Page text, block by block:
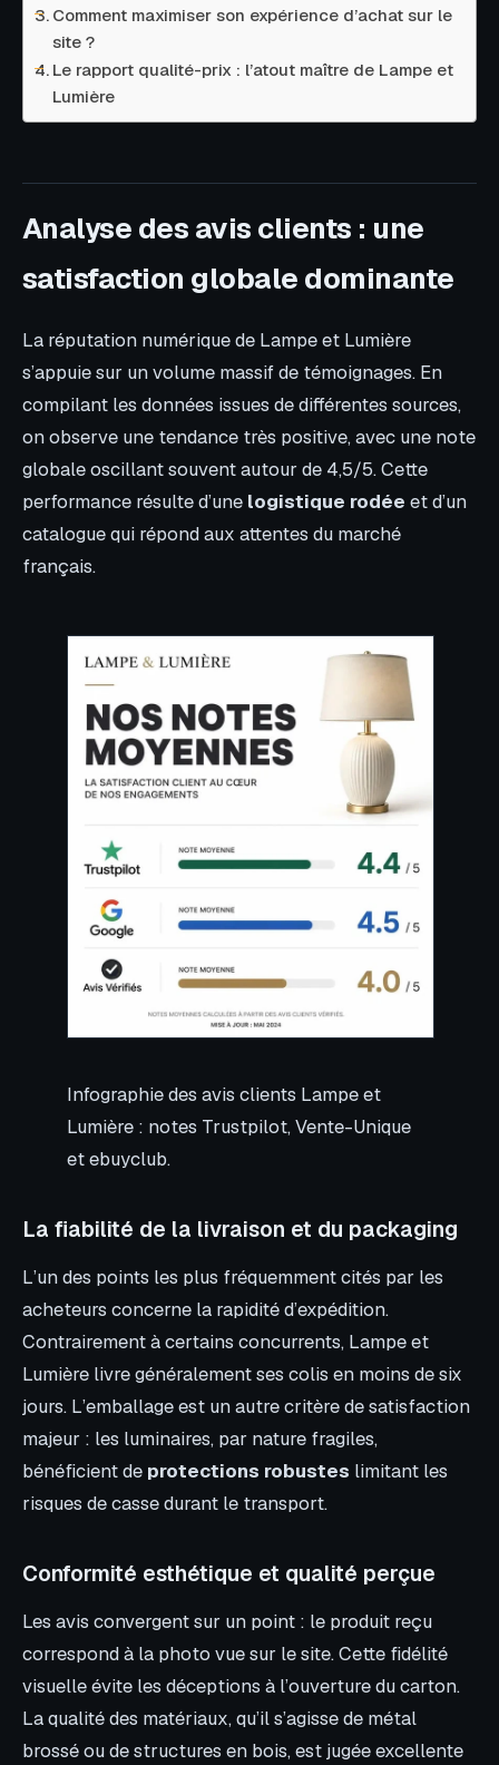
Comment maximiser son expérience d’achat sur le
site ?
Le rapport qualité-prix : l’atout maître de Lampe et
Lumière
Analyse des avis clients : une
satisfaction globale dominante
La réputation numérique de Lampe et Lumière
s’appuie sur un volume massif de témoignages. En
compilant les données issues de différentes sources,
on observe une tendance très positive, avec une note
globale oscillant souvent autour de 4,5/5. Cette
performance résulte d’une logistique rodée et d’un
catalogue qui répond aux attentes du marché
français.
Infographie des avis clients Lampe et
Lumière : notes Trustpilot, Vente-Unique
et ebuyclub.
La fiabilité de la livraison et du packaging
L’un des points les plus fréquemment cités par les
acheteurs concerne la rapidité d’expédition.
Contrairement à certains concurrents, Lampe et
Lumière livre généralement ses colis en moins de six
jours. L’emballage est un autre critère de satisfaction
majeur : les luminaires, par nature fragiles,
bénéficient de protections robustes limitant les
risques de casse durant le transport.
Conformité esthétique et qualité perçue
Les avis convergent sur un point : le produit reçu
correspond à la photo vue sur le site. Cette fidélité
visuelle évite les déceptions à l’ouverture du carton.
La qualité des matériaux, qu’il s’agisse de métal
brossé ou de structures en bois, est jugée excellente